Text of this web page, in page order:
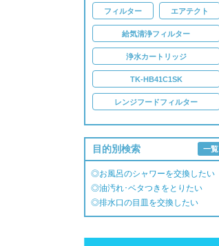
フィルター エアテクト
給気清浄フィルター
浄水カートリッジ
TK-HB41C1SK
レンジフードフィルター
目的別検索 一覧
◎お風呂のシャワーを交換したい
◎油汚れ･ベタつきをとりたい
◎排水口の目皿を交換したい